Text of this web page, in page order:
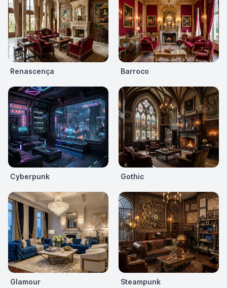
Renascença Barroco
Cyberpunk Gothic
Glamour Steampunk